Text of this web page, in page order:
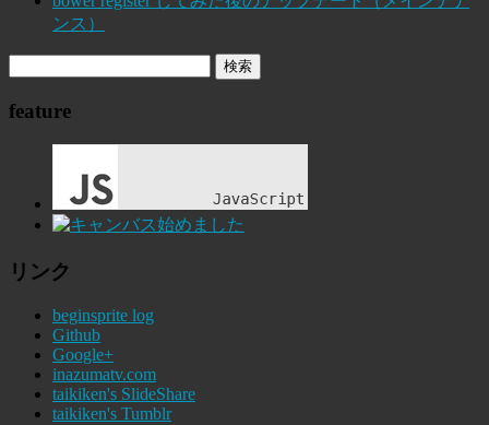
ンス）
feature
リンク
beginsprite log
Github
Google+
inazumatv.com
taikiken's SlideShare
taikiken's Tumblr